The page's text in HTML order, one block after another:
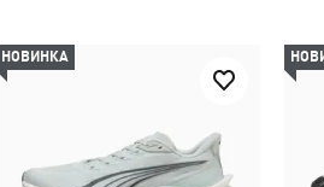
НОВИНКА